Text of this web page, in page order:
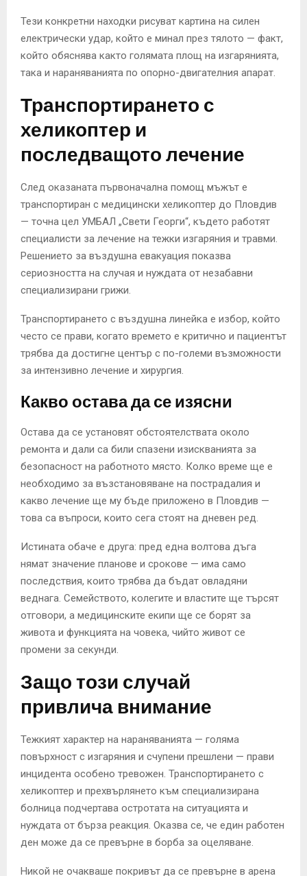
Тези конкретни находки рисуват картина на силен
електрически удар, който е минал през тялото — факт,
който обяснява както голямата площ на изгарянията,
така и нараняванията по опорно-двигателния апарат.
Транспортирането с
хеликоптер и
последващото лечение
След оказаната първоначална помощ мъжът е
транспортиран с медицински хеликоптер до Пловдив
— точна цел УМБАЛ „Свети Георги“, където работят
специалисти за лечение на тежки изгаряния и травми.
Решението за въздушна евакуация показва
сериозността на случая и нуждата от незабавни
специализирани грижи.
Транспортирането с въздушна линейка е избор, който
често се прави, когато времето е критично и пациентът
трябва да достигне център с по-големи възможности
за интензивно лечение и хирургия.
Какво остава да се изясни
Остава да се установят обстоятелствата около
ремонта и дали са били спазени изискванията за
безопасност на работното място. Колко време ще е
необходимо за възстановяване на пострадалия и
какво лечение ще му бъде приложено в Пловдив —
това са въпроси, които сега стоят на дневен ред.
Истината обаче е друга: пред една волтова дъга
нямат значение планове и срокове — има само
последствия, които трябва да бъдат овладяни
веднага. Семейството, колегите и властите ще търсят
отговори, а медицинските екипи ще се борят за
живота и функцията на човека, чийто живот се
промени за секунди.
Защо този случай
привлича внимание
Тежкият характер на нараняванията — голяма
повърхност с изгаряния и счупени прешлени — прави
инцидента особено тревожен. Транспортирането с
хеликоптер и прехвърлянето към специализирана
болница подчертава остротата на ситуацията и
нуждата от бърза реакция. Оказва се, че един работен
ден може да се превърне в борба за оцеляване.
Никой не очакваше покривът да се превърне в арена